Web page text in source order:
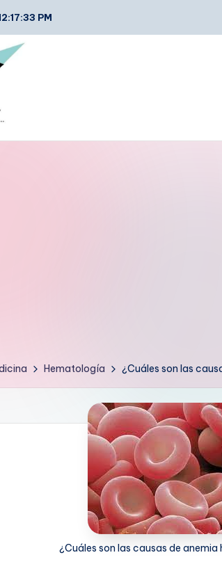
PM
Hematología ¿Cuáles son las
¿Cuáles son las causas de